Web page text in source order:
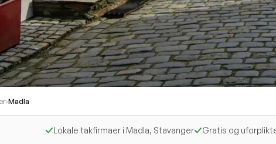
›Madla
Lokale takfirmaer i Madla, Stavanger Gratis og